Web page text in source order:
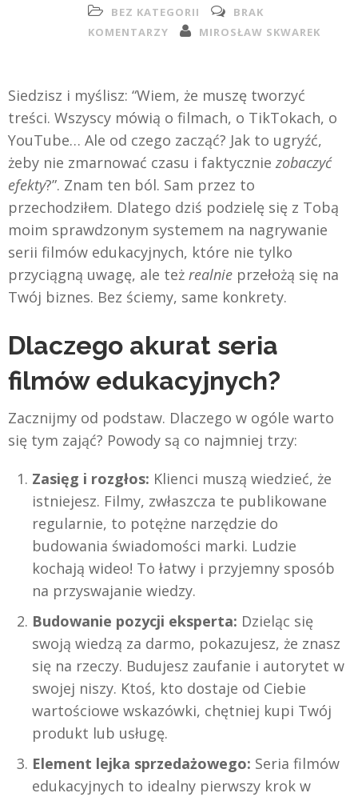
BEZ KATEGORII
BRAK
KOMENTARZY
MIROSŁAW SKWAREK
Siedzisz i myślisz: “Wiem, że muszę tworzyć
treści. Wszyscy mówią o filmach, o TikTokach, o
YouTube… Ale od czego zacząć? Jak to ugryźć,
żeby nie zmarnować czasu i faktycznie zobaczyć
efekty?”. Znam ten ból. Sam przez to
przechodziłem. Dlatego dziś podzielę się z Tobą
moim sprawdzonym systemem na nagrywanie
serii filmów edukacyjnych, które nie tylko
przyciągną uwagę, ale też realnie przełożą się na
Twój biznes. Bez ściemy, same konkrety.
Dlaczego akurat seria
filmów edukacyjnych?
Zacznijmy od podstaw. Dlaczego w ogóle warto
się tym zająć? Powody są co najmniej trzy:
Zasięg i rozgłos: Klienci muszą wiedzieć, że
istniejesz. Filmy, zwłaszcza te publikowane
regularnie, to potężne narzędzie do
budowania świadomości marki. Ludzie
kochają wideo! To łatwy i przyjemny sposób
na przyswajanie wiedzy.
Budowanie pozycji eksperta: Dzieląc się
swoją wiedzą za darmo, pokazujesz, że znasz
się na rzeczy. Budujesz zaufanie i autorytet w
swojej niszy. Ktoś, kto dostaje od Ciebie
wartościowe wskazówki, chętniej kupi Twój
produkt lub usługę.
Element lejka sprzedażowego: Seria filmów
edukacyjnych to idealny pierwszy krok w